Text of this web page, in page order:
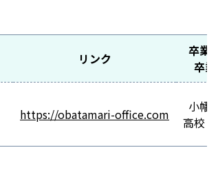
リンク
卒業
卒
https://obatamari-office.com
小幡
高校